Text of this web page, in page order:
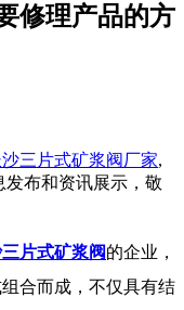
修理产品的方
三片式矿浆阀厂家,
布和资讯展示，敬
片式矿浆阀的企业，
合而成，不仅具有结